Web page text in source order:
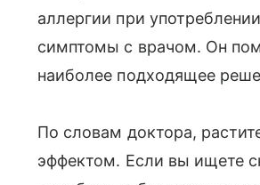
аллергии при
симптомы с врачом. Он
наиболее подходящее
По словам доктора,
эффектом. Если вы ищете